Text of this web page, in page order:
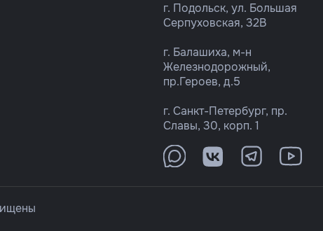
г. Подольск, ул. Большая
Серпуховская, 32В
г. Балашиха, м-н
Железнодорожный,
пр.Героев, д.5
г. Санкт-Петербург, пр.
Славы, 30, корп. 1